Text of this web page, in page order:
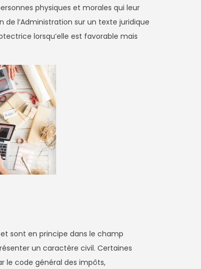
physiques et morales qui leur
l’Administration sur un texte juridique
lorsqu’elle est favorable mais
sont en principe dans le champ
un caractère civil. Certaines
le code général des impôts,